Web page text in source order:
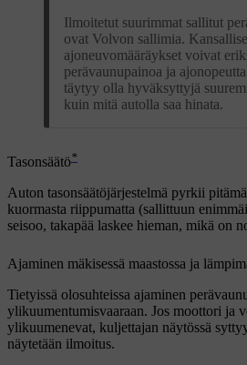
Ilmoitetut suurimmat sallitut
ovat Volvon sallimia.
ajoneuvomääräykset voivat
perävaunupainoa ja
täytyy olla hyväksyttyjä
kuin mitä autolla saa hinata.
Tasonsäätö*
Auton tasonsäätöjärjestelmä pyrkii
kuormasta riippumatta (sallittuun
seisoo, takapää laskee hieman, mikä on
Ajaminen mäkisessä maastossa ja
Tietyissä olosuhteissa ajaminen
ylikuumentumisvaaraan. Jos moottori ja
ylikuumenevat, kuljettajan näytössä
näytetään ilmoitus.